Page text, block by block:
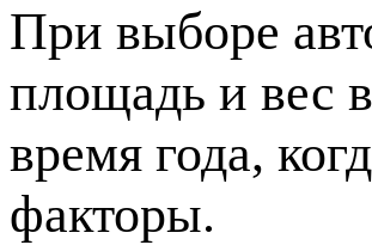
При выборе
площадь и вес
время года,
факторы.